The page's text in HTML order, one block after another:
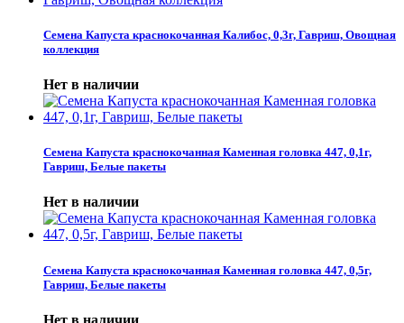
Семена Капуста краснокочанная Калибос, 0,3г, Гавриш, Овощная
коллекция
Нет в наличии
Семена Капуста краснокочанная Каменная головка 447, 0,1г,
Гавриш, Белые пакеты
Нет в наличии
Семена Капуста краснокочанная Каменная головка 447, 0,5г,
Гавриш, Белые пакеты
Нет в наличии